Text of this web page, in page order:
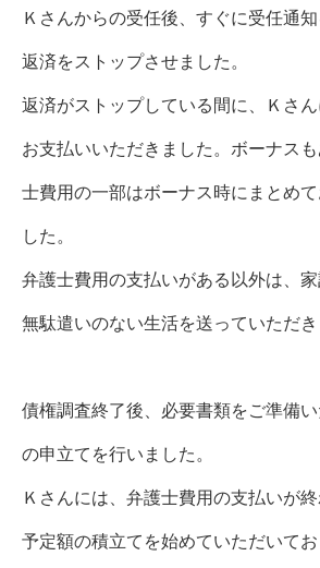
Ｋさんからの受任後、すぐに受任通
返済をストップさせました。
返済がストップしている間に、Ｋさ
お支払いいただきました。ボーナス
士費用の一部はボーナス時にまとめ
した。
弁護士費用の支払いがある以外は、
無駄遣いのない生活を送っていただき
債権調査終了後、必要書類をご準備
の申立てを行いました。
Ｋさんには、弁護士費用の支払いが
予定額の積立てを始めていただいてお